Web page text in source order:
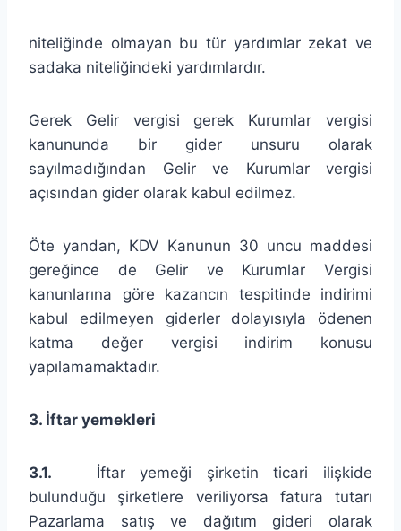
niteliğinde olmayan bu tür yardımlar zekat ve
sadaka niteliğindeki yardımlardır.
Gerek Gelir vergisi gerek Kurumlar vergisi
kanununda bir gider unsuru olarak
sayılmadığından Gelir ve Kurumlar vergisi
açısından gider olarak kabul edilmez.
Öte yandan, KDV Kanunun 30 uncu maddesi
gereğince de Gelir ve Kurumlar Vergisi
kanunlarına göre kazancın tespitinde indirimi
kabul edilmeyen giderler dolayısıyla ödenen
katma değer vergisi indirim konusu
yapılamamaktadır.
3. İftar yemekleri
3.1. İftar yemeği şirketin ticari ilişkide
bulunduğu şirketlere veriliyorsa fatura tutarı
Pazarlama satış ve dağıtım gideri olarak